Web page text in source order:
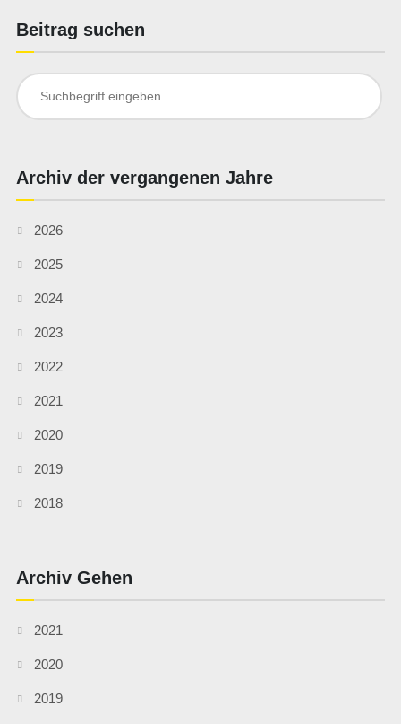
Beitrag suchen
Search
for:
Archiv der vergangenen Jahre
2026
2025
2024
2023
2022
2021
2020
2019
2018
Archiv Gehen
2021
2020
2019